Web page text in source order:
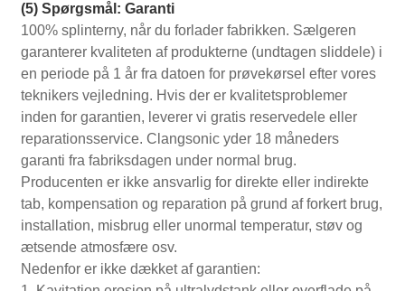
(5) Spørgsmål: Garanti
100% splinterny, når du forlader fabrikken. Sælgeren
garanterer kvaliteten af ​​produkterne (undtagen sliddele) i
en periode på 1 år fra datoen for prøvekørsel efter vores
teknikers vejledning. Hvis der er kvalitetsproblemer
inden for garantien, leverer vi gratis reservedele eller
reparationsservice. Clangsonic yder 18 måneders
garanti fra fabriksdagen under normal brug.
Producenten er ikke ansvarlig for direkte eller indirekte
tab, kompensation og reparation på grund af forkert brug,
installation, misbrug eller unormal temperatur, støv og
ætsende atmosfære osv.
Nedenfor er ikke dækket af garantien: